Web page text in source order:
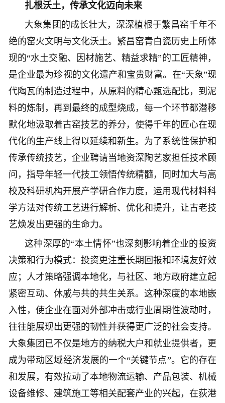
扎根沃土，传承文化迈向未来
大象集团的成长壮大，深深植根于繁昌窑千年不
绝的窑火文明与文化沃土。繁昌窑青白瓷历史上所体
现的“水土交融、因材施艺、精益求精”的工匠精神，
是企业最为珍视的文化遗产和宝贵财富。在“天象”现
代陶瓦的制造过程中，从原料的精心甄选配比，到泥
料的炼制，再到最终的成型烧成，每一个环节都潜移
默化地汲取着古窑技艺的养分，使得千年的匠心在现
代化的生产线上得以延续和新生。为了系统性保护和
传承传统技艺，企业聘请当地资深陶艺家担任技术顾
问，指导年轻一代技工领悟传统精髓，同时加大与高
校及科研机构开展产学研合作力度，运用现代材料科
学方法对传统工艺进行解析、优化和提升，让古老技
艺焕发出更强的生命力。
这种深厚的“本土情怀”也深刻影响着企业的投资
决策和行为模式：投资更注重长期回报和环境友好效
应；人才策略强调本地化，与社区、地方政府建立起
紧密互动、休戚与共的共生关系。这种深度的本地嵌
入性，使企业在面对外部冲击或行业周期性波动时，
往往能展现出更强的韧性并获得更广泛的社会支持。
大象集团已不仅是地方的纳税大户和就业提供者，更
成为带动区域经济发展的一个“关键节点”。它的存在
和发展，有效拉动了本地物流运输、产品包装、机械
设备维修、建筑施工等相关配套产业的兴起，在荻港